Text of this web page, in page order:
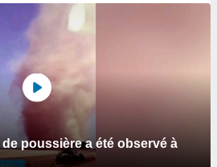
poussière a été observé à